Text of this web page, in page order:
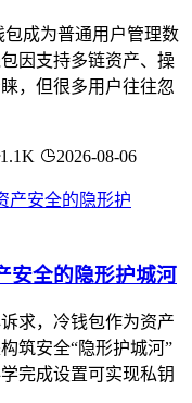
成为普通用户管理数
因支持多链资产、操
，但很多用户往往忽
1.1K 2026-08-06
安全的隐形护城河
求，冷钱包作为资产
筑安全“隐形护城河”
完成设置可实现私钥